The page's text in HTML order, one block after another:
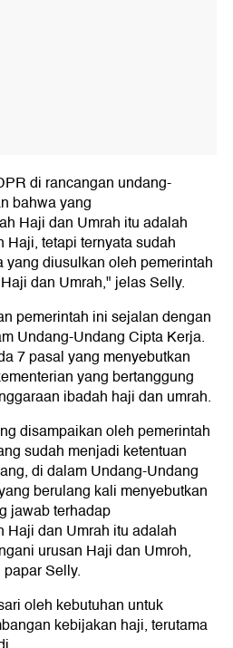
di rancangan undang-
bahwa yang
Haji dan Umrah itu adalah
tetapi ternyata sudah
yang diusulkan oleh pemerintah
dan Umrah," jelas Selly.
pemerintah ini sejalan dengan
Undang-Undang Cipta Kerja.
7 pasal yang menyebutkan
yang bertanggung
ibadah haji dan umrah.
disampaikan oleh pemerintah
sudah menjadi ketentuan
di dalam Undang-Undang
berulang kali menyebutkan
jawab terhadap
Haji dan Umrah itu adalah
urusan Haji dan Umroh,
Selly.
oleh kebutuhan untuk
kebijakan haji, terutama